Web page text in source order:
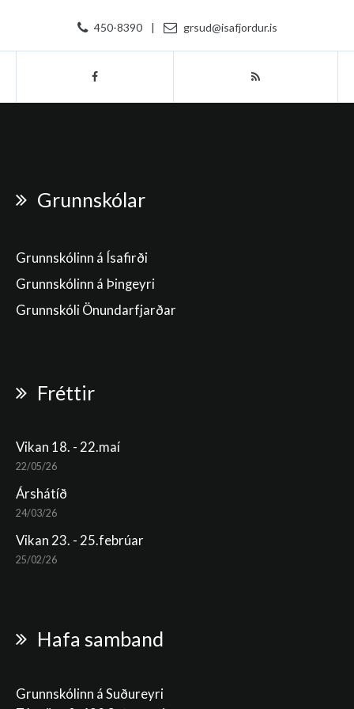
450-8390 | grsud@isafjordur.is
Grunnskólar
Grunnskólinn á Ísafirði
Grunnskólinn á Þingeyri
Grunnskóli Önundarfjarðar
Fréttir
Vikan 18. - 22.maí
22/05/26
Árshátíð
24/03/26
Vikan 23. - 25.febrúar
25/02/26
Hafa samband
Grunnskólinn á Suðureyri